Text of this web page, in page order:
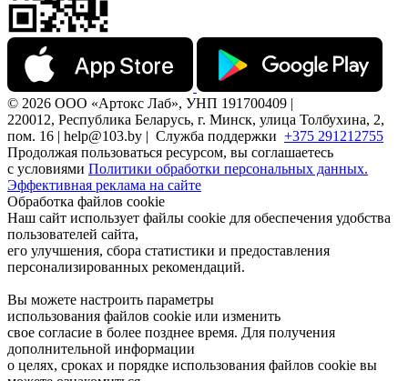
© 2026 ООО «Артокс Лаб», УНП 191700409 |
220012, Республика Беларусь, г. Минск, улица Толбухина, 2,
пом. 16 | help@103.by | Служба поддержки +375 291212755
Продолжая пользоваться ресурсом, вы соглашаетесь
с условиями Политики обработки персональных данных.
Эффективная реклама на сайте
Обработка файлов cookie
Наш сайт использует файлы cookie для обеспечения удобства
пользователей сайта,
его улучшения, сбора статистики и предоставления
персонализированных рекомендаций.
Вы можете настроить параметры
использования файлов cookie или изменить
свое согласие в более позднее время. Для получения
дополнительной информации
о целях, сроках и порядке использования файлов cookie вы